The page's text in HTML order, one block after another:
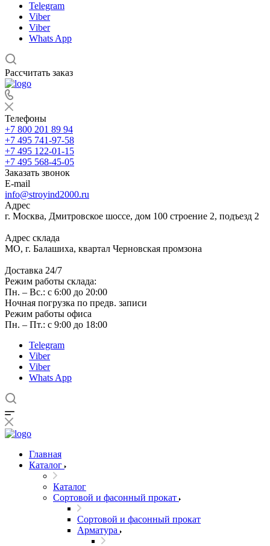
Telegram
Viber
Viber
Whats App
Рассчитать заказ
Телефоны
+7 800 201 89 94
+7 495 741-97-58
+7 495 122-01-15
+7 495 568-45-05
Заказать звонок
E-mail
info@stroyind2000.ru
Адрес
г. Москва, Дмитровское шоссе, дом 100 строение 2, подъезд 2
Адрес склада
МО, г. Балашиха, квартал Черновская промзона
Доставка 24/7
Режим работы склада:
Пн. – Вс.: с 6:00 до 20:00
Ночная погрузка по предв. записи
Режим работы офиса
Пн. – Пт.: с 9:00 до 18:00
Telegram
Viber
Viber
Whats App
Главная
Каталог
Каталог
Сортовой и фасонный прокат
Сортовой и фасонный прокат
Арматура